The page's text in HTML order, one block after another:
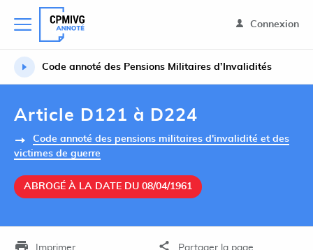
Connexion
Code annoté des Pensions Militaires d’Invalidités
Article D121 à D224
Code annoté des pensions militaires d'invalidité et des
victimes de guerre
ABROGÉ À LA DATE DU 08/04/1961
Imprimer Partager la page